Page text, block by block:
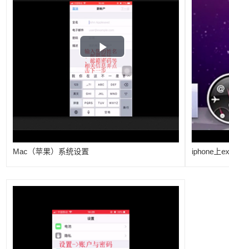
Play
Video
Mac（苹果）系统设置 iphone上